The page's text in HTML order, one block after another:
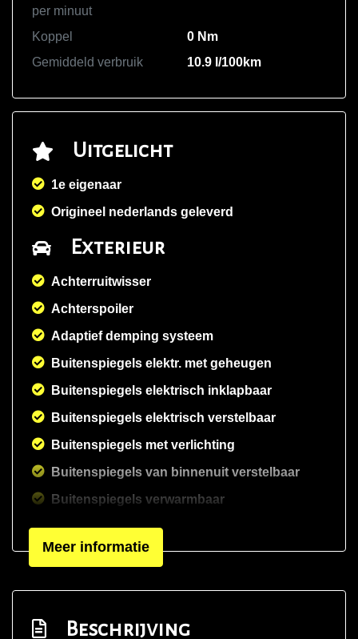
per minuut
Koppel
0 Nm
Gemiddeld verbruik
10.9 l/100km
Uitgelicht
1e eigenaar
Origineel nederlands geleverd
Exterieur
Achterruitwisser
Achterspoiler
Adaptief demping systeem
Buitenspiegels elektr. met geheugen
Buitenspiegels elektrisch inklapbaar
Buitenspiegels elektrisch verstelbaar
Buitenspiegels met verlichting
Buitenspiegels van binnenuit verstelbaar
Buitenspiegels verwarmbaar
Dimlichten automatisch
Elektrisch bedienbare kap
Koplampen adaptief
Meer informatie
Beschrijving